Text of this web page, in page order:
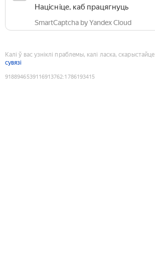
Націсніце, каб працягнуць
SmartCaptcha by Yandex Cloud
Калі ў вас узніклі праблемы, калі ласка, скарыстайце
сувязі
9188946539116913762:1786193415